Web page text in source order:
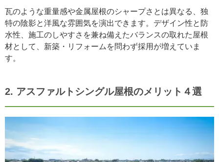
瓦のような重量感や金属屋根のシャープさとは異なる、独
特の陰影と洋風な雰囲気を演出できます。デザイン性と防
水性、施工のしやすさを兼ね備えたバランスの取れた屋根
材として、新築・リフォームを問わず採用が増えていま
す。
2. アスファルトシングル屋根のメリット４選